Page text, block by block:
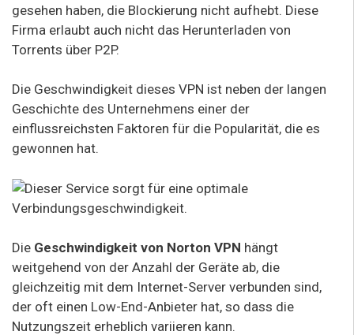
gesehen haben, die Blockierung nicht aufhebt. Diese
Firma erlaubt auch nicht das Herunterladen von
Torrents über P2P.
Die Geschwindigkeit dieses VPN ist neben der langen
Geschichte des Unternehmens einer der
einflussreichsten Faktoren für die Popularität, die es
gewonnen hat.
Die Geschwindigkeit von Norton VPN hängt
weitgehend von der Anzahl der Geräte ab, die
gleichzeitig mit dem Internet-Server verbunden sind,
der oft einen Low-End-Anbieter hat, so dass die
Nutzungszeit erheblich variieren kann.